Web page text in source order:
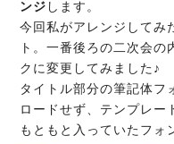
ンジ します。
今回私がアレンジして
ト。一番後ろの二次会
クに変更してみました♪
タイトル部分の筆記体フ
ロードせず、テンプレー
もともと入っていたフォ